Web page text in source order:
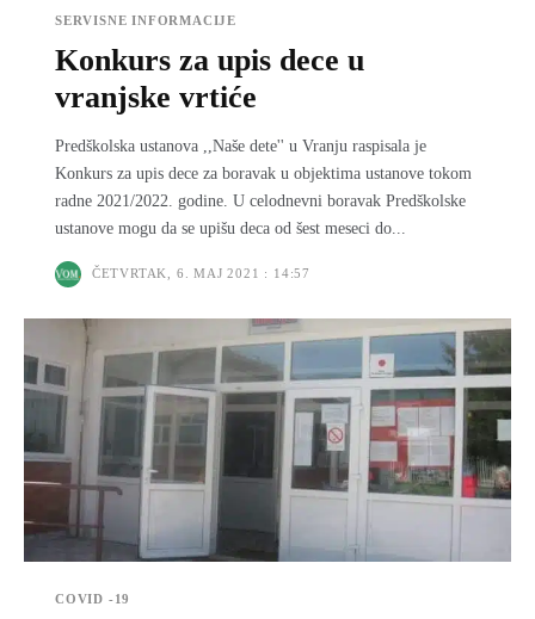
SERVISNE INFORMACIJE
Konkurs za upis dece u
vranjske vrtiće
Predškolska ustanova ,,Naše dete'' u Vranju raspisala je
Konkurs za upis dece za boravak u objektima ustanove tokom
radne 2021/2022. godine. U celodnevni boravak Predškolske
ustanove mogu da se upišu deca od šest meseci do...
ČETVRTAK, 6. MAJ 2021 : 14:57
COVID -19